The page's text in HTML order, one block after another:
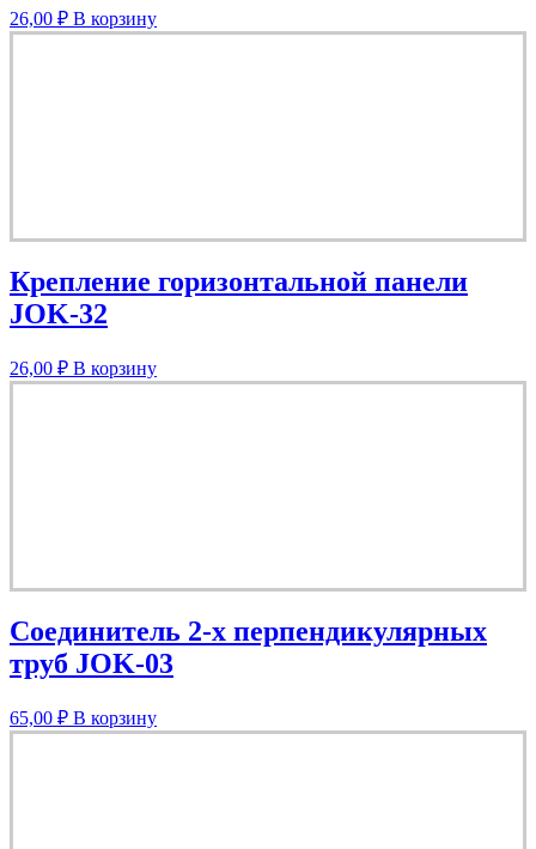
26,00 ₽ В корзину
Крепление горизонтальной панели
JOK-32
26,00 ₽ В корзину
Соединитель 2-х перпендикулярных
труб JOK-03
65,00 ₽ В корзину